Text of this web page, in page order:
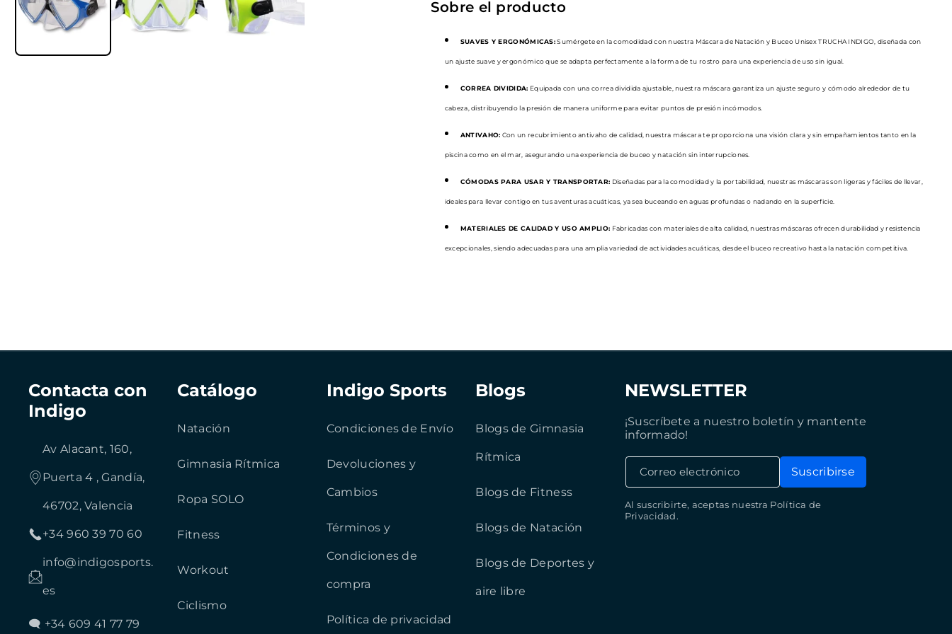
Sobre el producto
SUAVES Y ERGONÓMICAS: Sumérgete en la comodidad con nuestra Máscara de Natación y Buceo Unisex TRUCHA INDIGO, diseñada con
un ajuste suave y ergonómico que se adapta perfectamente a la forma de tu rostro para una experiencia de uso sin igual.
CORREA DIVIDIDA: Equipada con una correa dividida ajustable, nuestra máscara garantiza un ajuste seguro y cómodo alrededor de tu
cabeza, distribuyendo la presión de manera uniforme para evitar puntos de presión incómodos.
ANTIVAHO: Con un recubrimiento antivaho de calidad, nuestra máscara te proporciona una visión clara y sin empañamientos tanto en la
piscina como en el mar, asegurando una experiencia de buceo y natación sin interrupciones.
CÓMODAS PARA USAR Y TRANSPORTAR: Diseñadas para la comodidad y la portabilidad, nuestras máscaras son ligeras y fáciles de llevar,
ideales para llevar contigo en tus aventuras acuáticas, ya sea buceando en aguas profundas o nadando en la superficie.
MATERIALES DE CALIDAD Y USO AMPLIO: Fabricadas con materiales de alta calidad, nuestras máscaras ofrecen durabilidad y resistencia
excepcionales, siendo adecuadas para una amplia variedad de actividades acuáticas, desde el buceo recreativo hasta la natación competitiva.
Contacta con
Indigo
Av Alacant, 160,
Puerta 4 , Gandía,
46702, Valencia
+34 960 39 70 60
info@indigosports.
es
🗨 +34 609 41 77 79
Catálogo
Natación
Gimnasia Rítmica
Ropa SOLO
Fitness
Workout
Ciclismo
Indigo Sports
Condiciones de Envío
Devoluciones y
Cambios
Términos y
Condiciones de
compra
Política de privacidad
Blogs
Blogs de Gimnasia
Rítmica
Blogs de Fitness
Blogs de Natación
Blogs de Deportes y
aire libre
NEWSLETTER
¡Suscríbete a nuestro boletín y mantente
informado!
Correo electrónico Suscribirse
Al suscribirte, aceptas nuestra Política de
Privacidad.